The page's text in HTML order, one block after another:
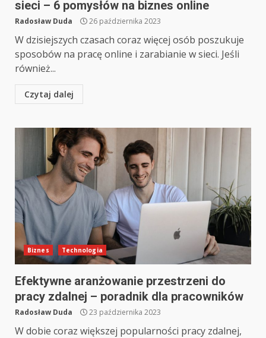
sieci – 6 pomysłów na biznes online
Radosław Duda 26 października 2023
W dzisiejszych czasach coraz więcej osób poszukuje
sposobów na pracę online i zarabianie w sieci. Jeśli
również...
Czytaj dalej
Biznes Technologia
Efektywne aranżowanie przestrzeni do
pracy zdalnej – poradnik dla pracowników
Radosław Duda 23 października 2023
W dobie coraz większej popularności pracy zdalnej,